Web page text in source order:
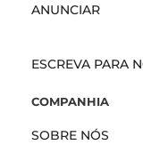
ANUNCIAR
ESCREVA PARA
COMPANHIA
SOBRE NÓS